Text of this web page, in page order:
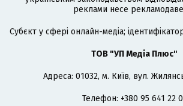
реклами несе
Cубєкт у сфері онлайн-медіа;
ТОВ "УП Медіа Плюс"
Адреса: 01032, м. Київ, вул.
Телефон: +380 95 641 22